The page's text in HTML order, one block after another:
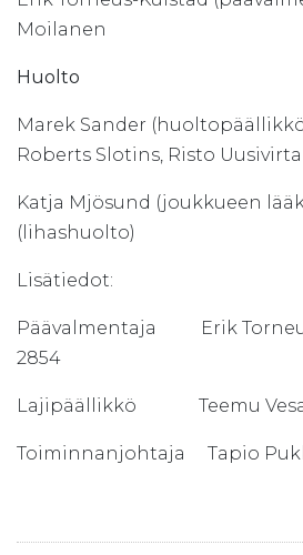
Moilanen
Huolto
Marek Sander
Roberts Slotins, Risto Uusivirta
Katja Mjösund (joukkueen
(lihashuolto)
Lisätiedot:
Päävalmentaja Erik
2854
Lajipäällikkö Teemu
Toiminnanjohtaja Tapio